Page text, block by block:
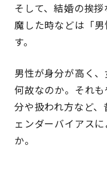
そして、結婚の挨
魔した時などは「
す。
男性が身分が高く
何故なのか。それ
分や扱われ方など
ェンダーバイアス
か。